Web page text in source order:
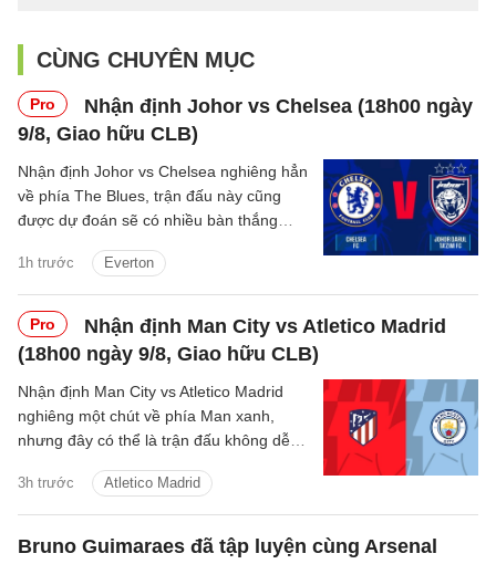
CÙNG CHUYÊN MỤC
Pro
Nhận định Johor vs Chelsea (18h00 ngày
9/8, Giao hữu CLB)
1h trước Everton
Nhận định Johor vs Chelsea nghiêng hẳn
về phía The Blues, trận đấu này cũng
được dự đoán sẽ có nhiều bàn thắng
Pro
Nhận định Man City vs Atletico Madrid
(18h00 ngày 9/8, Giao hữu CLB)
3h trước Atletico Madrid
Nhận định Man City vs Atletico Madrid
nghiêng một chút về phía Man xanh,
nhưng đây có thể là trận đấu không dễ
Bruno Guimaraes đã tập luyện cùng Arsenal